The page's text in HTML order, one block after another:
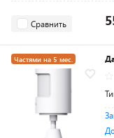
Сравнить
Частями на 5 мес.